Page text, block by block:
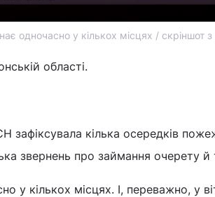
одночасно у кількох місцях / скріншот з
області.
зафіксувала кілька осередків
звернень про займання очерету й
у кількох місцях. І, переважно, у